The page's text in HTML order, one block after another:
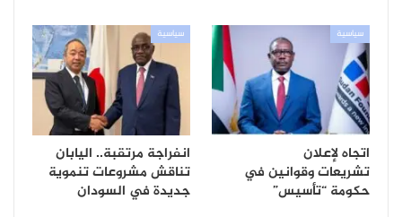
سياسية
اتجاه لإعلان
تشريعات وقوانين في
حكومة “تأسيس”
سياسية
انفراجة مرتقبة.. اليابان
تناقش مشروعات تنموية
جديدة في السودان